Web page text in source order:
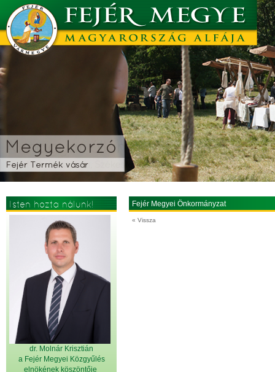
Isten hozta nálunk!
dr. Molnár Krisztián
a Fejér Megyei Közgyűlés
elnökének köszöntője
Fejér Megyei Önkormányzat
« Vissza